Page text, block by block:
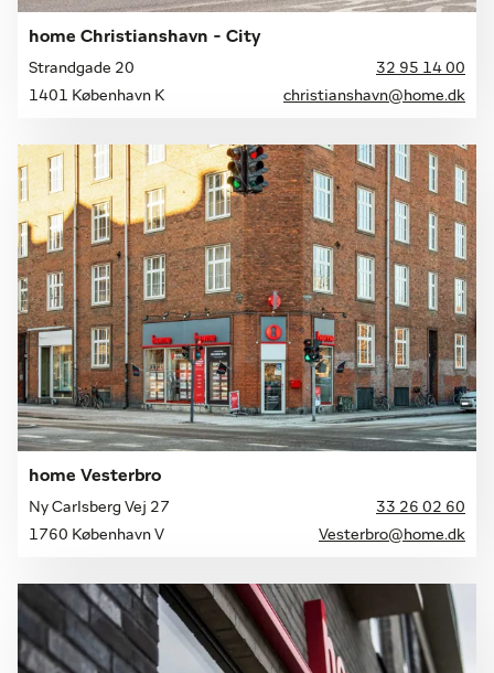
home Christianshavn - City
Strandgade 20
32 95 14 00
1401 København K
christianshavn@home.dk
home Vesterbro
Ny Carlsberg Vej 27
33 26 02 60
1760 København V
Vesterbro@home.dk